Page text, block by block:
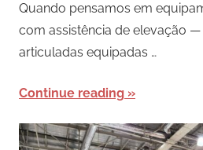
Quando pensamos em
com assistência de elevação
articuladas equipadas …
Continue reading